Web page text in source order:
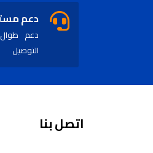
دعم
دعم
التوصيل
اتصل بنا